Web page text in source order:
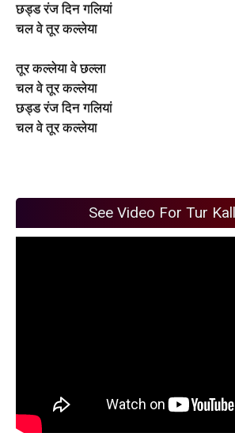
छड्ड रंज दिन गलियां
चल वे तूर कल्लेया
तूर कल्लेया वे छल्ला
चल वे तूर कल्लेया
छड्ड रंज दिन गलियां
चल वे तूर कल्लेया
See Video For Tur